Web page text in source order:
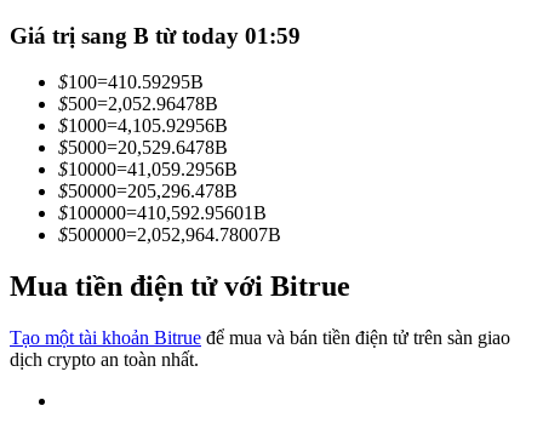
Thông tin
Giá trị sang B từ today 01:59
$100=410.59295B
$500=2,052.96478B
$1000=4,105.92956B
$5000=20,529.6478B
$10000=41,059.2956B
$50000=205,296.478B
$100000=410,592.95601B
$500000=2,052,964.78007B
Mua tiền điện tử với Bitrue
Tạo một tài khoản Bitrue để mua và bán tiền điện tử trên sàn giao
dịch crypto an toàn nhất.